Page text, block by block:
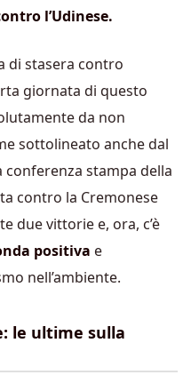
l’Udinese.
di stasera contro
giornata di questo
da non
sottolineato anche dal
stampa della
contro la Cremonese
due vittorie e, ora, c’è
positiva e
nell’ambiente.
le ultime sulla